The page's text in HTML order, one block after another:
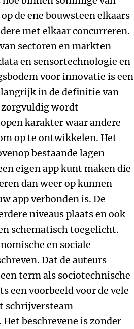
de ene bouwsteen elkaars
met elkaar concurreren.
sectoren en markten
en sensortechnologie en
voor innovatie is een
in de definitie van
wordt
karakter waar andere
op te ontwikkelen. Het
bestaande lagen
eigen app kunt maken die
dan weer op kunnen
app verbonden is. De
niveaus plaats en ook
schematisch toegelicht.
en sociale
Dat de auteurs
term als sociotechnische
een voorbeeld voor de vele
schrijversteam
beschrevene is zonder